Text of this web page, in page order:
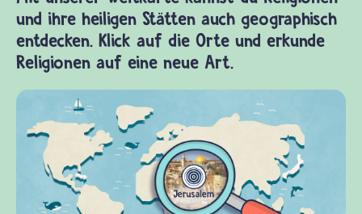
und ihre heiligen Stätten auch geographisch
entdecken. Klick auf die Orte und erkunde
Religionen auf eine neue Art.